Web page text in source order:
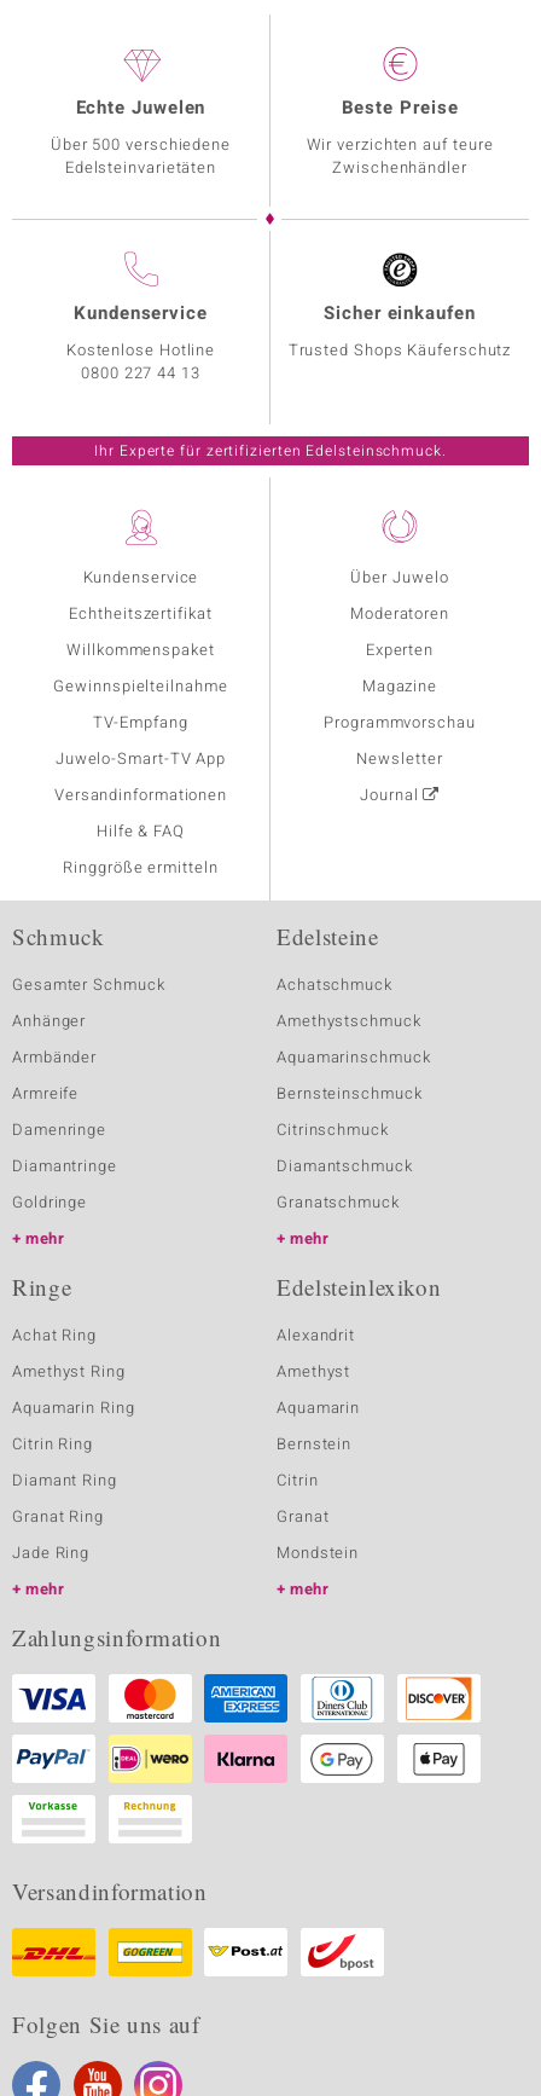
Kundenservice
Echtheitszertifikat
Willkommenspaket
Gewinnspielteilnahme
TV-Empfang
Juwelo-Smart-TV App
Versandinformationen
Hilfe & FAQ
Ringgröße ermitteln
Über Juwelo
Moderatoren
Experten
Magazine
Programmvorschau
Newsletter
Journal
Echte Juwelen
Über 500 verschiedene
Edelsteinvarietäten
Beste Preise
Wir verzichten auf teure
Zwischenhändler
Kundenservice
Kostenlose Hotline
0800 227 44 13
Sicher einkaufen
Trusted Shops Käuferschutz
Ihr Experte für zertifizierten Edelsteinschmuck.
Schmuck
Gesamter Schmuck
Anhänger
Armbänder
Armreife
Damenringe
Diamantringe
Goldringe
mehr
Edelsteine
Achatschmuck
Amethystschmuck
Aquamarinschmuck
Bernsteinschmuck
Citrinschmuck
Diamantschmuck
Granatschmuck
mehr
Ringe
Achat Ring
Amethyst Ring
Aquamarin Ring
Citrin Ring
Diamant Ring
Granat Ring
Jade Ring
mehr
Edelsteinlexikon
Alexandrit
Amethyst
Aquamarin
Bernstein
Citrin
Granat
Mondstein
mehr
Zahlungsinformation
Versandinformation
Folgen Sie uns auf